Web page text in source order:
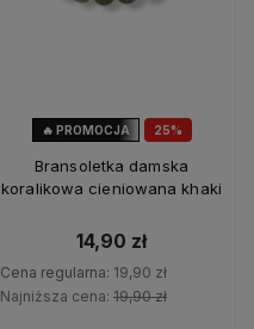
25%
🔥 PROMOCJA
Bransoletka damska
koralikowa cieniowana khaki
14,90 zł
Cena regularna: 19,90 zł
Najniższa cena: 19,90 zł